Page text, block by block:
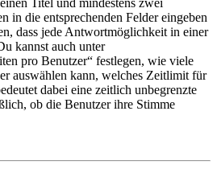
in die entsprechenden Felder eingeben
dass jede Antwortmöglichkeit in einer
kannst auch unter
pro Benutzer“ festlegen, wie viele
auswählen kann, welches Zeitlimit für
dabei eine zeitlich unbegrenzte
ob die Benutzer ihre Stimme